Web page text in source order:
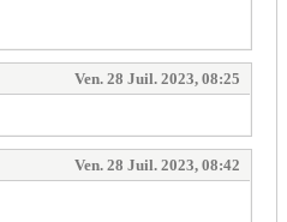
Ven. 28 Juil. 2023, 08:25
Ven. 28 Juil. 2023, 08:42